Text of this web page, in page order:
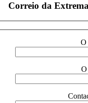
Correio da
O
O